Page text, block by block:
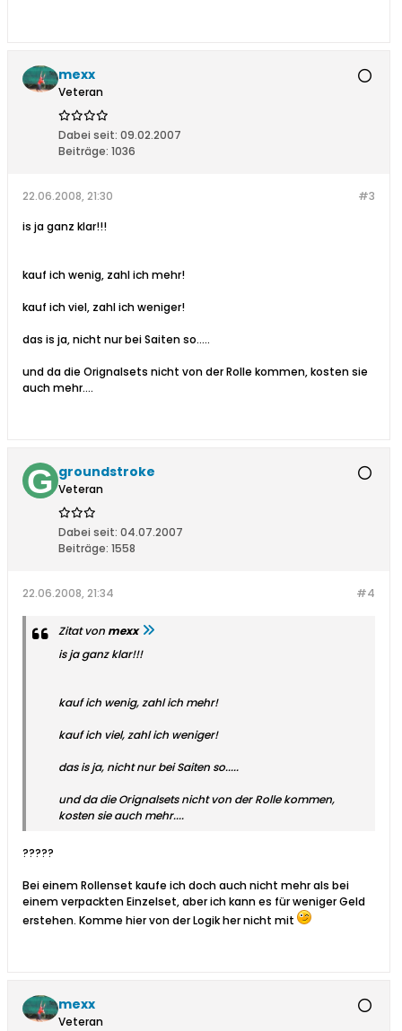
mexx
Veteran
Dabei seit: 09.02.2007
Beiträge: 1036
#3
22.06.2008, 21:30
is ja ganz klar!!!
kauf ich wenig, zahl ich mehr!
kauf ich viel, zahl ich weniger!
das is ja, nicht nur bei Saiten so.....
und da die Orignalsets nicht von der Rolle kommen, kosten sie
auch mehr....
groundstroke
Veteran
Dabei seit: 04.07.2007
Beiträge: 1558
#4
22.06.2008, 21:34
Zitat vonmexx
is ja ganz klar!!!
kauf ich wenig, zahl ich mehr!
kauf ich viel, zahl ich weniger!
das is ja, nicht nur bei Saiten so.....
und da die Orignalsets nicht von der Rolle kommen,
kosten sie auch mehr....
?????
Bei einem Rollenset kaufe ich doch auch nicht mehr als bei
einem verpackten Einzelset, aber ich kann es für weniger Geld
erstehen. Komme hier von der Logik her nicht mit
mexx
Veteran